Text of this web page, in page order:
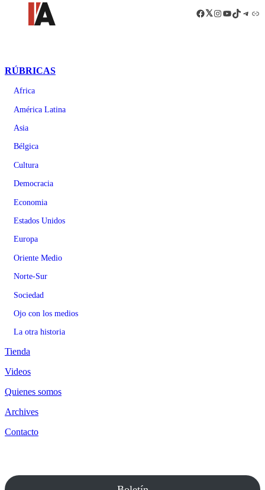
Facebook
LinkedIn
Instagram
YouTube
TikTok
RÚBRICAS
Africa
América Latina
Asia
Bélgica
Cultura
Democracia
Economia
Estados Unidos
Europa
Oriente Medio
Norte-Sur
Sociedad
Ojo con los medios
La otra historia
Tienda
Videos
Quienes somos
Archives
Contacto